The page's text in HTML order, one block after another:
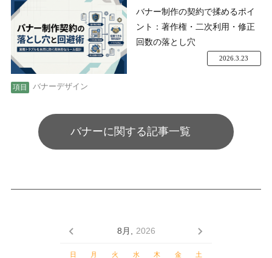
バナー制作の契約で揉めるポイ
ント：著作権・二次利用・修正
回数の落とし穴
バナーデザイン
2026.3.23
バナーに関する記事一覧
8月, 2026
日 月 火 水 木 金 土